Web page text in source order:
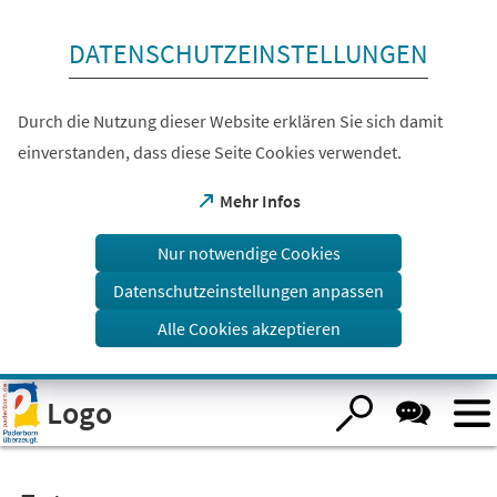
Visuelle
Assistenzsoftware
öffnen.
DATENSCHUTZEINSTELLUNGEN
Durch die Nutzung dieser Website erklären Sie sich damit
einverstanden, dass diese Seite Cookies verwendet.
Mehr Infos
(Öffnet
einem
Tab)
Nur notwendige Cookies
Datenschutzeinstellungen anpassen
Alle Cookies akzeptieren
Logo